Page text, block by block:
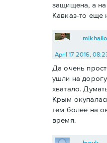
защищена, а
Кавказ-то еще
April 17 2016,
Да очень
ушли на
хватало.
Крым
тем более на
время.